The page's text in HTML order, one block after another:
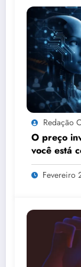
Redação
O preço
você está
Fevereiro